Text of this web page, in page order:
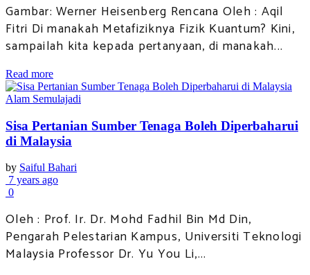
Gambar: Werner Heisenberg Rencana Oleh : Aqil
Fitri Di manakah Metafiziknya Fizik Kuantum? Kini,
sampailah kita kepada pertanyaan, di manakah...
Read more
Alam Semulajadi
Sisa Pertanian Sumber Tenaga Boleh Diperbaharui
di Malaysia
by Saiful Bahari
7 years ago
0
Oleh : Prof. Ir. Dr. Mohd Fadhil Bin Md Din,
Pengarah Pelestarian Kampus, Universiti Teknologi
Malaysia Professor Dr. Yu You Li,...